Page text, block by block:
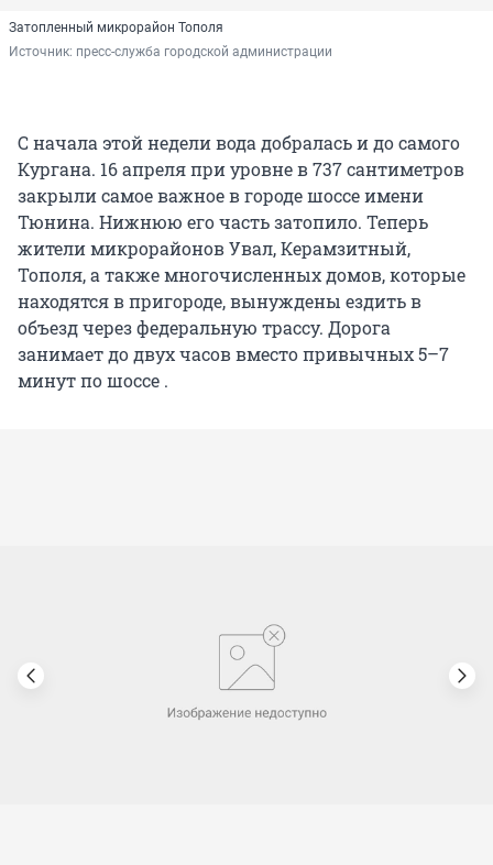
Затопленный микрорайон Тополя
Источник: пресс-служба городской администрации
С начала этой недели вода добралась и до самого
Кургана. 16 апреля при уровне в 737 сантиметров
закрыли самое важное в городе шоссе имени
Тюнина. Нижнюю его часть затопило. Теперь
жители микрорайонов Увал, Керамзитный,
Тополя, а также многочисленных домов, которые
находятся в пригороде, вынуждены ездить в
объезд через федеральную трассу. Дорога
занимает до двух часов вместо привычных 5–7
минут по шоссе .